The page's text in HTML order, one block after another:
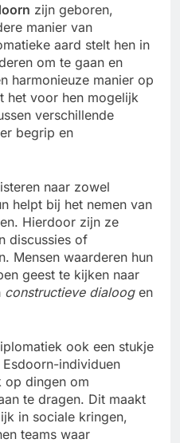
zijn geboren,
manier van
aard stelt hen in
om te gaan en
harmonieuze manier op
het voor hen mogelijk
verschillende
begrip en
naar zowel
helpt bij het nemen van
Hierdoor zijn ze
discussies of
Mensen waarderen hun
geest te kijken naar
constructieve dialoogen
ook een stukje
individuen
op dingen om
te dragen. Dit maakt
in sociale kringen,
teams waar